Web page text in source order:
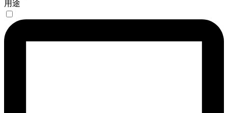
用途